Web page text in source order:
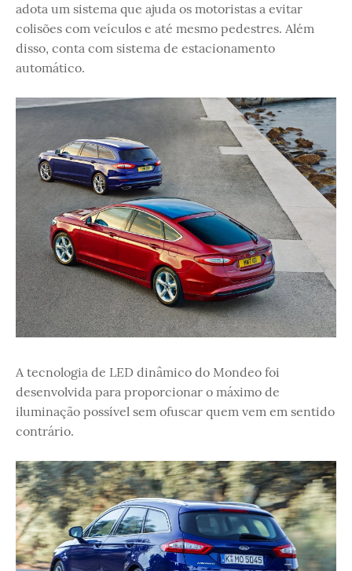
adota um sistema que ajuda os motoristas a evitar
colisões com veículos e até mesmo pedestres. Além
disso, conta com sistema de estacionamento
automático.
A tecnologia de LED dinâmico do Mondeo foi
desenvolvida para proporcionar o máximo de
iluminação possível sem ofuscar quem vem em sentido
contrário.